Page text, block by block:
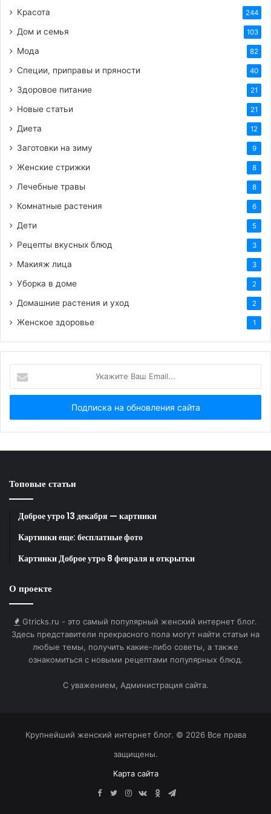
HTML-код для вставки на сайт и блог:
BB-код для вставки на форум:
Ссылка на изображение:
HTML-код для вставки на сайт и блог:
BB-код для вставки на форум:
Ссылка на изображение:
HTML-код для вставки на сайт и блог:
BB-код для вставки на форум:
Ссылка на изображение:
Теплый летний вечер.
BB-код для вставки на форум:
Ссылка на изображение:
Маленькая луна над деревьями.
HTML-код для вставки на сайт и блог:
BB-код для вставки на форум:
Ссылка на изображение:
HTML-код для вставки на сайт и блог:
Красота 244
Дом и семья 103
Мода 82
Специи, приправы и пряности 40
Здоровое питание 21
Новые статьи 21
Диета 12
Заготовки на зиму 9
Женские стрижки 8
Лечебные травы 8
Комнатные растения 6
Дети 5
Рецепты вкусных блюд 3
Макияж лица 3
Уборка в доме 2
Домашние растения и уход 2
Женское здоровье 1
Ваш
Email...
Топовые статьи
Доброе утро 13 декабря — картинки
Картинки еще: бесплатные фото
Картинки Доброе утро 8 февраля и открытки
О проекте
Gtricks.ru - это самый популярный женский интернет блог.
Здесь представители прекрасного пола могут найти статьи на
любые темы, получить какие-либо советы, а также
ознакомиться с новыми рецептами популярных блюд.
С уважением, Администрация сайта.
Крупнейший женский интернет блог. © 2026 Все права
защищены.
Карта сайта
Facebook
TwitterInstagram
vk.comОдноклассники
Telegram